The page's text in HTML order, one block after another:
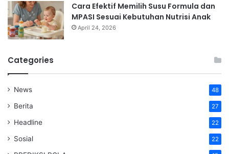
Cara Efektif Memilih Susu Formula dan
MPASI Sesuai Kebutuhan Nutrisi Anak
April 24, 2026
Categories
News 48
Berita 27
Headline 22
Sosial 22